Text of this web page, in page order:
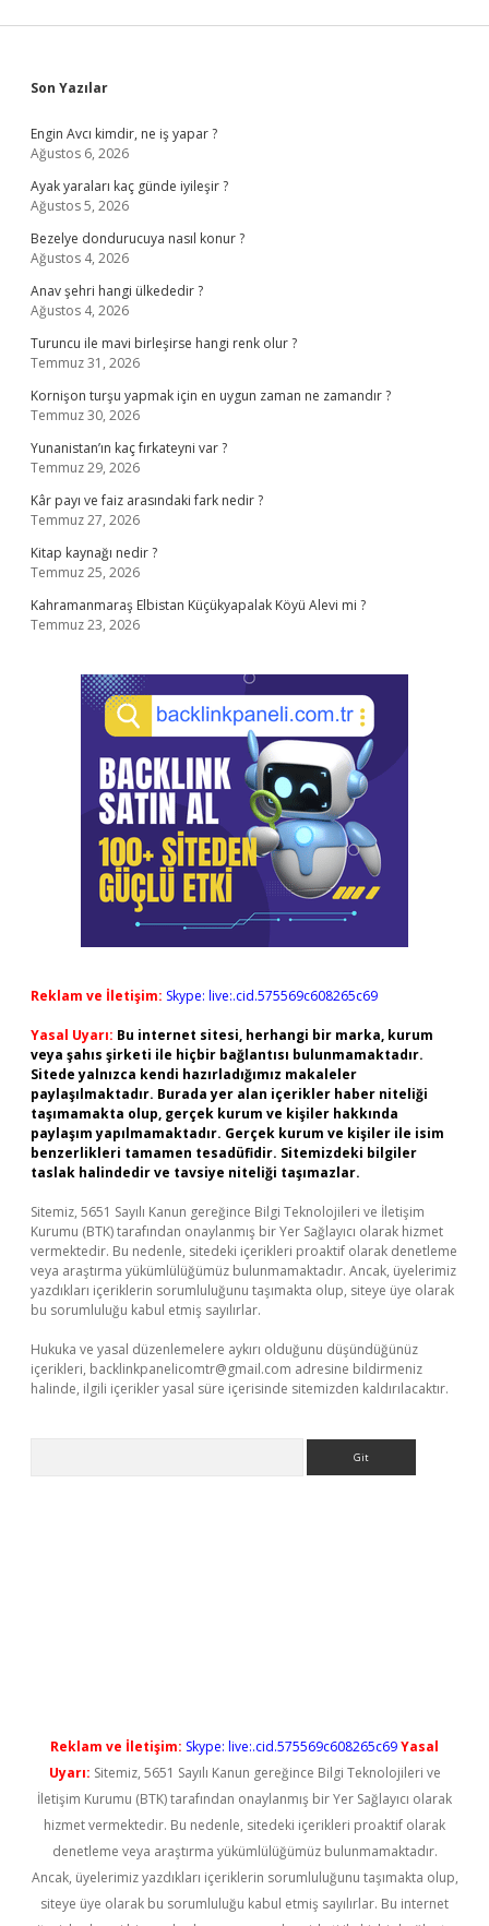
Sidebar
Son Yazılar
Engin Avcı kimdir, ne iş yapar ?
Ağustos 6, 2026
Ayak yaraları kaç günde iyileşir ?
Ağustos 5, 2026
Bezelye dondurucuya nasıl konur ?
Ağustos 4, 2026
Anav şehri hangi ülkededir ?
Ağustos 4, 2026
Turuncu ile mavi birleşirse hangi renk olur ?
Temmuz 31, 2026
Kornişon turşu yapmak için en uygun zaman ne zamandır ?
Temmuz 30, 2026
Yunanistan’ın kaç fırkateyni var ?
Temmuz 29, 2026
Kâr payı ve faiz arasındaki fark nedir ?
Temmuz 27, 2026
Kitap kaynağı nedir ?
Temmuz 25, 2026
Kahramanmaraş Elbistan Küçükyapalak Köyü Alevi mi ?
Temmuz 23, 2026
Reklam ve İletişim: Skype: live:.cid.575569c608265c69
Yasal Uyarı: Bu internet sitesi, herhangi bir marka, kurum
veya şahıs şirketi ile hiçbir bağlantısı bulunmamaktadır.
Sitede yalnızca kendi hazırladığımız makaleler
paylaşılmaktadır. Burada yer alan içerikler haber niteliği
taşımamakta olup, gerçek kurum ve kişiler hakkında
paylaşım yapılmamaktadır. Gerçek kurum ve kişiler ile isim
benzerlikleri tamamen tesadüfidir. Sitemizdeki bilgiler
taslak halindedir ve tavsiye niteliği taşımazlar.
Sitemiz, 5651 Sayılı Kanun gereğince Bilgi Teknolojileri ve İletişim
Kurumu (BTK) tarafından onaylanmış bir Yer Sağlayıcı olarak hizmet
vermektedir. Bu nedenle, sitedeki içerikleri proaktif olarak denetleme
veya araştırma yükümlülüğümüz bulunmamaktadır. Ancak, üyelerimiz
yazdıkları içeriklerin sorumluluğunu taşımakta olup, siteye üye olarak
bu sorumluluğu kabul etmiş sayılırlar.
Hukuka ve yasal düzenlemelere aykırı olduğunu düşündüğünüz
içerikleri, backlinkpanelicomtr@gmail.com adresine bildirmeniz
halinde, ilgili içerikler yasal süre içerisinde sitemizden kaldırılacaktır.
Reklam ve İletişim: Skype: live:.cid.575569c608265c69Yasal
Uyarı: Sitemiz, 5651 Sayılı Kanun gereğince Bilgi Teknolojileri ve
İletişim Kurumu (BTK) tarafından onaylanmış bir Yer Sağlayıcı olarak
hizmet vermektedir. Bu nedenle, sitedeki içerikleri proaktif olarak
denetleme veya araştırma yükümlülüğümüz bulunmamaktadır.
Ancak, üyelerimiz yazdıkları içeriklerin sorumluluğunu taşımakta olup,
siteye üye olarak bu sorumluluğu kabul etmiş sayılırlar. Bu internet